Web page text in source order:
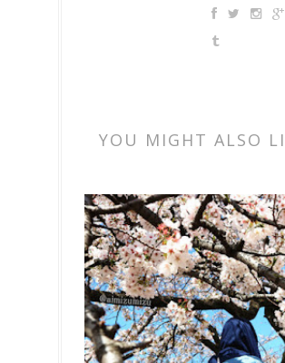
YOU MIGHT ALSO